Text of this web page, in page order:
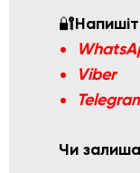
🔐
Viber
Чи